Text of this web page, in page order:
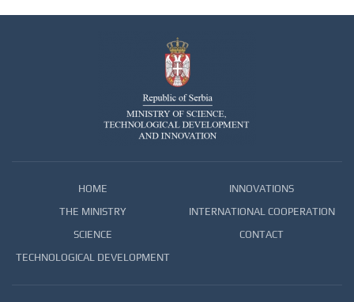
HOME
THE MINISTRY
SCIENCE
TECHNOLOGICAL DEVELOPMENT
INNOVATIONS
INTERNATIONAL COOPERATION
CONTACT